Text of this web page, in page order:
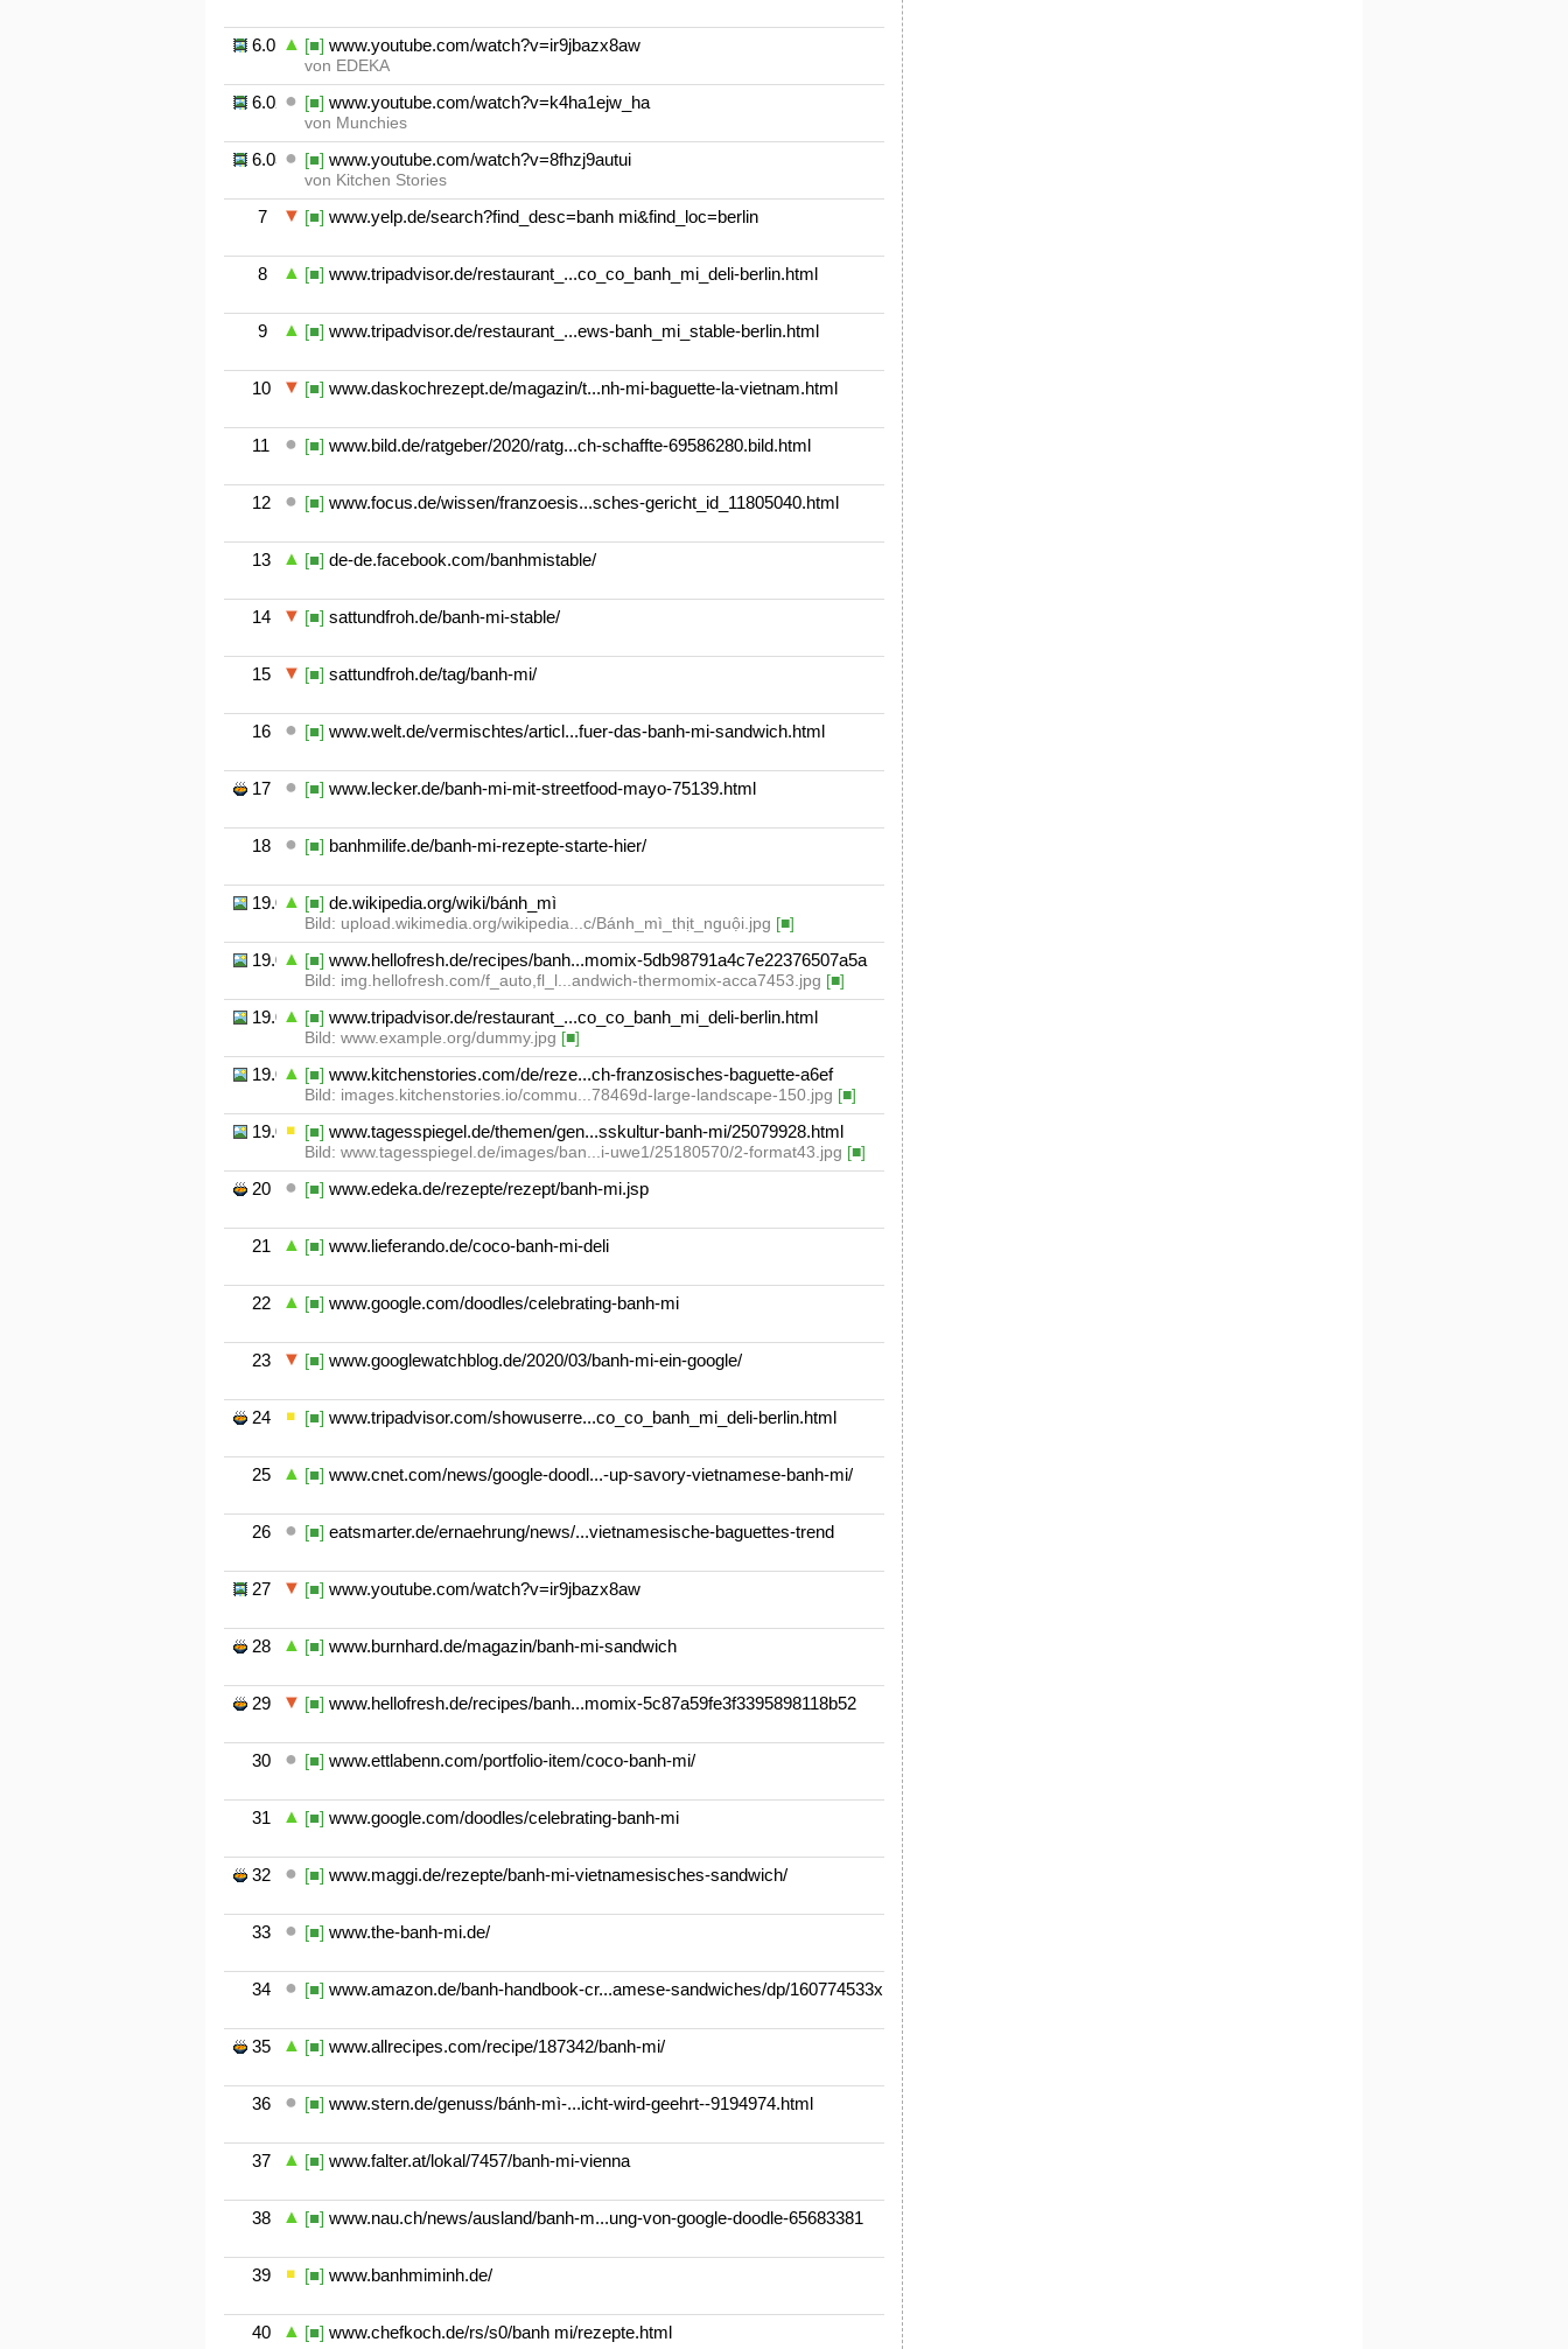
6.01 [■] www.youtube.com/watch?v=ir9jbazx8aw
von EDEKA
6.02 [■] www.youtube.com/watch?v=k4ha1ejw_ha
von Munchies
6.03 [■] www.youtube.com/watch?v=8fhzj9autui
von Kitchen Stories
7 [■] www.yelp.de/search?find_desc=banh mi&find_loc=berlin
8 [■] www.tripadvisor.de/restaurant_...co_co_banh_mi_deli-berlin.html
9 [■] www.tripadvisor.de/restaurant_...ews-banh_mi_stable-berlin.html
10 [■] www.daskochrezept.de/magazin/t...nh-mi-baguette-la-vietnam.html
11 [■] www.bild.de/ratgeber/2020/ratg...ch-schaffte-69586280.bild.html
12 [■] www.focus.de/wissen/franzoesis...sches-gericht_id_11805040.html
13 [■] de-de.facebook.com/banhmistable/
14 [■] sattundfroh.de/banh-mi-stable/
15 [■] sattundfroh.de/tag/banh-mi/
16 [■] www.welt.de/vermischtes/articl...fuer-das-banh-mi-sandwich.html
17 [■] www.lecker.de/banh-mi-mit-streetfood-mayo-75139.html
18 [■] banhmilife.de/banh-mi-rezepte-starte-hier/
19.01 [■] de.wikipedia.org/wiki/bánh_mì
Bild: upload.wikimedia.org/wikipedia...c/Bánh_mì_thịt_nguội.jpg [■]
19.02 [■] www.hellofresh.de/recipes/banh...momix-5db98791a4c7e22376507a5a
Bild: img.hellofresh.com/f_auto,fl_l...andwich-thermomix-acca7453.jpg [■]
19.03 [■] www.tripadvisor.de/restaurant_...co_co_banh_mi_deli-berlin.html
Bild: www.example.org/dummy.jpg [■]
19.04 [■] www.kitchenstories.com/de/reze...ch-franzosisches-baguette-a6ef
Bild: images.kitchenstories.io/commu...78469d-large-landscape-150.jpg [■]
19.05 [■] www.tagesspiegel.de/themen/gen...sskultur-banh-mi/25079928.html
Bild: www.tagesspiegel.de/images/ban...i-uwe1/25180570/2-format43.jpg [■]
20 [■] www.edeka.de/rezepte/rezept/banh-mi.jsp
21 [■] www.lieferando.de/coco-banh-mi-deli
22 [■] www.google.com/doodles/celebrating-banh-mi
23 [■] www.googlewatchblog.de/2020/03/banh-mi-ein-google/
24 [■] www.tripadvisor.com/showuserre...co_co_banh_mi_deli-berlin.html
25 [■] www.cnet.com/news/google-doodl...-up-savory-vietnamese-banh-mi/
26 [■] eatsmarter.de/ernaehrung/news/...vietnamesische-baguettes-trend
27 [■] www.youtube.com/watch?v=ir9jbazx8aw
28 [■] www.burnhard.de/magazin/banh-mi-sandwich
29 [■] www.hellofresh.de/recipes/banh...momix-5c87a59fe3f3395898118b52
30 [■] www.ettlabenn.com/portfolio-item/coco-banh-mi/
31 [■] www.google.com/doodles/celebrating-banh-mi
32 [■] www.maggi.de/rezepte/banh-mi-vietnamesisches-sandwich/
33 [■] www.the-banh-mi.de/
34 [■] www.amazon.de/banh-handbook-cr...amese-sandwiches/dp/160774533x
35 [■] www.allrecipes.com/recipe/187342/banh-mi/
36 [■] www.stern.de/genuss/bánh-mì-...icht-wird-geehrt--9194974.html
37 [■] www.falter.at/lokal/7457/banh-mi-vienna
38 [■] www.nau.ch/news/ausland/banh-m...ung-von-google-doodle-65683381
39 [■] www.banhmiminh.de/
40 [■] www.chefkoch.de/rs/s0/banh mi/rezepte.html